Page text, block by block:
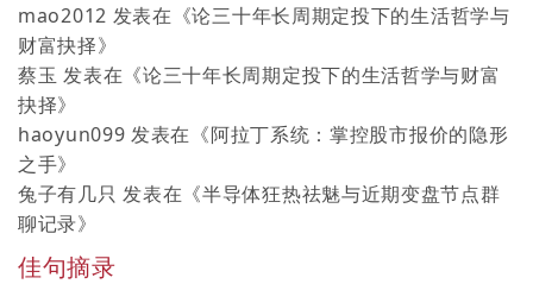
mao2012 发表在《论三十年长周期定投下的生活哲学与
财富抉择》
蔡玉 发表在《论三十年长周期定投下的生活哲学与财富
抉择》
haoyun099 发表在《阿拉丁系统：掌控股市报价的隐形
之手》
兔子有几只 发表在《半导体狂热祛魅与近期变盘节点群
聊记录》
佳句摘录